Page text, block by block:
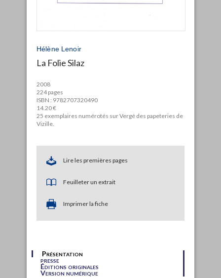
Hélène Lenoir
La Folie Silaz
2008
224 pages
ISBN : 9782707320490
14.20 €
25 exemplaires numérotés sur Vergé des papeteries de
Vizille.
Lire les premières pages
Feuilleter un extrait
Imprimer la fiche
Présentation
presse
Éditions originales
Version numérique